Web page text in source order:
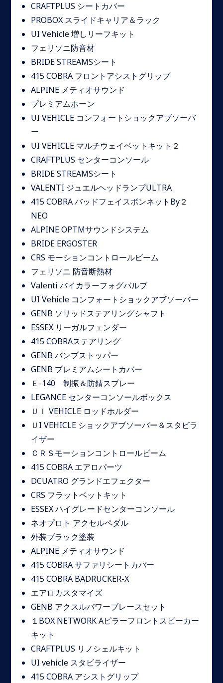
CRAFTPLUS シートカバー
PROBOX スライドキャリア＆ラック
UI Vehicle 増しリーフキット
フェリソニ防音材
BRIDE STREAMSシート
415 COBRA フロントアシストグリップ
ALPINE メティオサウンド
プレミアムホーン
UI VEHICLE コンフォートショックアブソーバ
ー
UI VEHICLE マルチウェイベットキット２
CRAFTPLUS センターコンソール
BRIDE STREAMSシート
VALENTI ジュエルヘッドランプULTRA
415 COBRA バッドフェイスボンネットBy２
NEO
ALPINE OPTMサウンドシステム
BRIDE ERGOSTER
CRS モーションコントロールビーム
フェリソニ 防音断熱材
Valenti バイカラーフォグバルブ
UI Vehicle コンフォートショックアブソーバー
GENB ソリッドステアリングシャフト
ESSEX リーガルフェンダー
415 COBRAステアリング
GENB バンプストッパー
GENB プレミアムシートカバー
Ｅ-140 制振＆防錆スプレー
LEGANCE センターコンソールボックス
ＵＩ VEHICLE ロッドホルダー
ＵI VEHICLE ショックアブソーバー＆スタビラ
イザー
ＣＲＳモーションコントロールビーム
415 COBRA エアロパーツ
DCUATRO グランドエフェクター
CRS フラットベットキット
ESSEX ハイグレードセンターコンソール
ネオプロト アクセルペダル
外装ブラック塗装
ALPINE メティオサウンド
415 COBRA サファリシートカバー
415 COBRA BADRUCKER-X
エアロカスタマイズ
GENB アクスルパワーブレースセット
１BOX NETWORK Aピラーフロントスピーカー
キット
CRAFTPLUS リノシェルキット
UI vehicle スタビライザー
415 COBRA アシストグリップ